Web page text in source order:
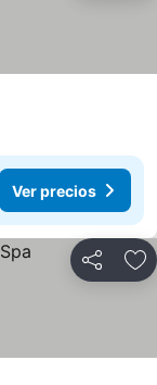
Ver precios
Compartir